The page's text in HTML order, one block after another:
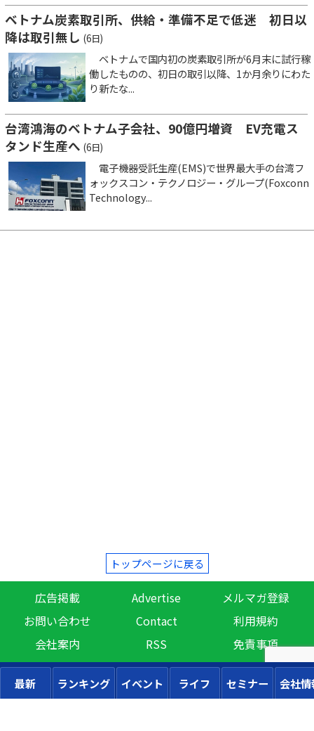
ベトナム炭素取引所、供給・準備不足で低迷 初日以
降は取引無し (6日)
ベトナムで国内初の炭素取引所が6月末に試行稼
働したものの、初日の取引以降、1か月余りにわた
り新たな...
台湾鴻海のベトナム子会社、90億円増資 EV充電ス
タンド生産へ (6日)
電子機器受託生産(EMS)で世界最大手の台湾フ
ォックスコン・テクノロジー・グループ(Foxconn
Technology...
トップページに戻る
広告掲載 Advertise
メルマガ登録
お問い合わせ
Contact
利用規約
会社案内
RSS 免責事項
最新 ランキング イベント ライフ セミナー 会社